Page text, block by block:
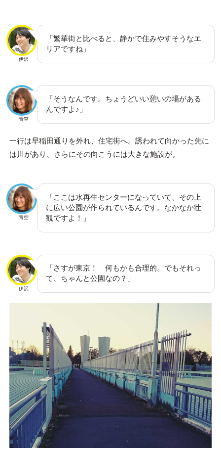
伊沢
「繁華街と比べると、静かで住みやすそうなエ
リアですね」
青空
「そうなんです。ちょうどいい憩いの場がある
んですよ♪」
一行は早稲田通りを外れ、住宅街へ。誘われて向かった先に
は川があり、さらにその向こうには大きな施設が。
青空
「ここは水再生センターになっていて、その上
に広い公園が作られているんです。なかなか壮
観ですよ！」
伊沢
「さすが東京！ 何もかも合理的。でもそれっ
て、ちゃんと公園なの？」